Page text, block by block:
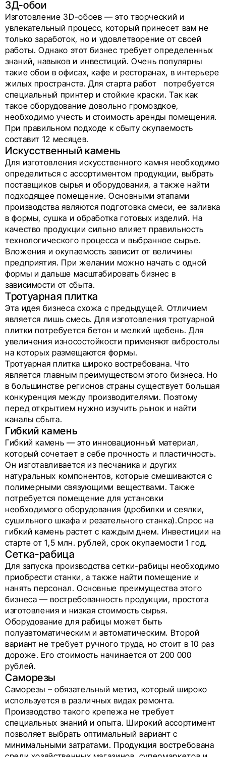
3Д-обои
Изготовление 3D-обоев — это творческий и
увлекательный процесс, который принесет вам не
только заработок, но и удовлетворение от своей
работы. Однако этот бизнес требует определенных
знаний, навыков и инвестиций. Очень популярны
такие обои в офисах, кафе и ресторанах, в интерьере
жилых пространств. Для старта работ потребуется
специальный принтер и стойкие краски. Так как
такое оборудование довольно громоздкое,
необходимо учесть и стоимость аренды помещения.
При правильном подходе к сбыту окупаемость
составит 12 месяцев.
Искусственный камень
Для изготовления искусственного камня необходимо
определиться с ассортиментом продукции, выбрать
поставщиков сырья и оборудования, а также найти
подходящее помещение. Основными этапами
производства являются подготовка смеси, ее заливка
в формы, сушка и обработка готовых изделий. На
качество продукции сильно влияет правильность
технологического процесса и выбранное сырье.
Вложения и окупаемость зависит от величины
предприятия. При желании можно начать с одной
формы и дальше масштабировать бизнес в
зависимости от сбыта.
Тротуарная плитка
Эта идея бизнеса схожа с предыдущей. Отличием
является лишь смесь. Для изготовления тротуарной
плитки потребуется бетон и мелкий щебень. Для
увеличения износостойкости применяют вибростолы
на которых размещаются формы.
Тротуарная плитка широко востребована. Что
является главным преимуществом этого бизнеса. Но
в большинстве регионов страны существует большая
конкуренция между производителями. Поэтому
перед открытием нужно изучить рынок и найти
каналы сбыта.
Гибкий камень
Гибкий камень — это инновационный материал,
который сочетает в себе прочность и пластичность.
Он изготавливается из песчаника и других
натуральных компонентов, которые смешиваются с
полимерными связующими веществами. Также
потребуется помещение для установки
необходимого оборудования (дробилки и сеялки,
сушильного шкафа и резательного станка).Спрос на
гибкий камень растет с каждым днем. Инвестиции на
старте от 1,5 млн. рублей, срок окупаемости 1 год.
Сетка-рабица
Для запуска производства сетки-рабицы необходимо
приобрести станки, а также найти помещение и
нанять персонал. Основные преимущества этого
бизнеса — востребованность продукции, простота
изготовления и низкая стоимость сырья.
Оборудование для рабицы может быть
полуавтоматическим и автоматическим. Второй
вариант не требует ручного труда, но стоит в 10 раз
дороже. Его стоимость начинается от 200 000
рублей.
Саморезы
Саморезы – обязательный метиз, который широко
используется в различных видах ремонта.
Производство такого крепежа не требует
специальных знаний и опыта. Широкий ассортимент
позволяет выбрать оптимальный вариант с
минимальными затратами. Продукция востребована